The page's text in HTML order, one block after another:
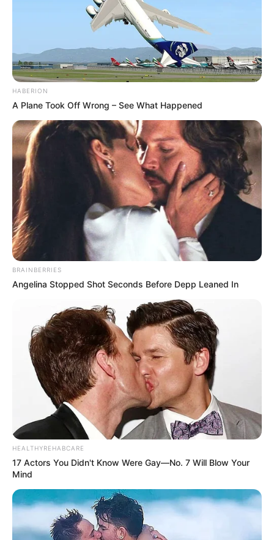
HABERION
A Plane Took Off Wrong – See What Happened
BRAINBERRIES
Angelina Stopped Shot Seconds Before Depp Leaned In
HEALTHYREHABCARE
17 Actors You Didn't Know Were Gay—No. 7 Will Blow Your
Mind